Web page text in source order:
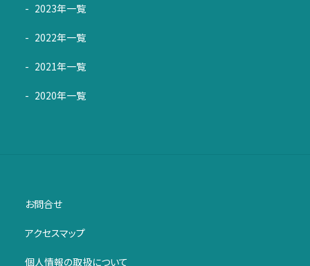
2023年一覧
2022年一覧
2021年一覧
2020年一覧
お問合せ
アクセスマップ
個人情報の取扱について